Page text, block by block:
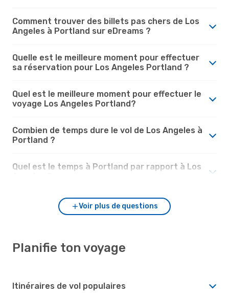
Comment trouver des billets pas chers de Los
Angeles à Portland sur eDreams ?
Quelle est le meilleure moment pour effectuer
sa réservation pour Los Angeles Portland ?
Quel est le meilleure moment pour effectuer le
voyage Los Angeles Portland?
Combien de temps dure le vol de Los Angeles à
Portland ?
Quel est le temps à Portland par rapport à Los
Voir plus de questions
Planifie ton voyage
Itinéraires de vol populaires